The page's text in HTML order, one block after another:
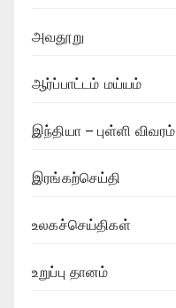
அவதூறு
ஆர்ப்பாட்டம் மய்யம்
இந்தியா – புள்ளி விவரம்
இரங்கற்செய்தி
உலகச்செய்திகள்
உறுப்பு தானம்